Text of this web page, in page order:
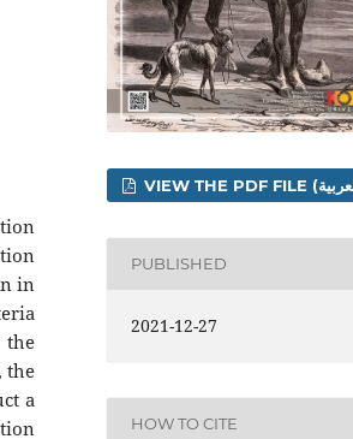
in
the
the
a
PUBLISHED
2021-12-27
HOW TO CITE